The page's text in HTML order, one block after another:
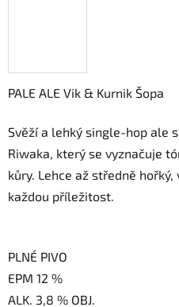
PALE ALE Vik & Kurnik Šopa
Svěží a lehký single-hop ale
Riwaka, který se vyznačuje
kůry. Lehce až středně
každou příležitost.
PLNÉ PIVO
EPM 12 %
ALK. 3,8 % OBJ.